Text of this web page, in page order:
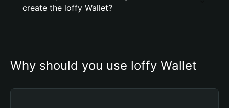
create the loffy Wallet?
Why should you use loffy Wallet